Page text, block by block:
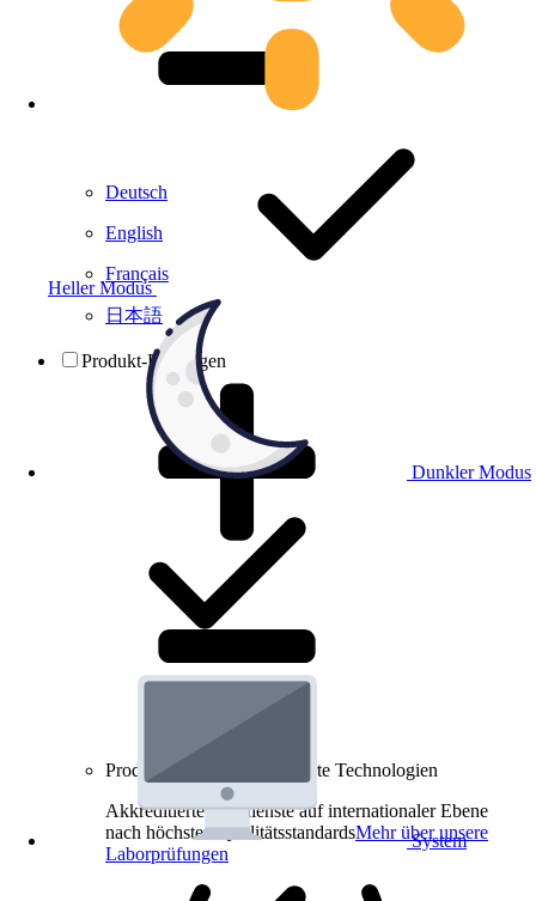
Heller Modus
Dunkler Modus
System
Deutsch
English
Français
日本語
Produkt-Prüfungen
Produkt-Prüfungen für smarte Technologien
Akkreditierte Prüfdienste auf internationaler Ebene
nach höchsten QualitätsstandardsMehr über unsere
Laborprüfungen